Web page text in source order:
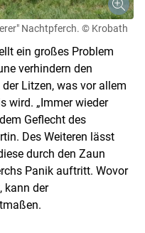
Nachtpferch. © Krobath
ein großes Problem
verhindern den
Litzen, was vor allem
wird. „Immer wieder
Geflecht des
Des Weiteren lässt
durch den Zaun
Panik auftritt. Wovor
kann der